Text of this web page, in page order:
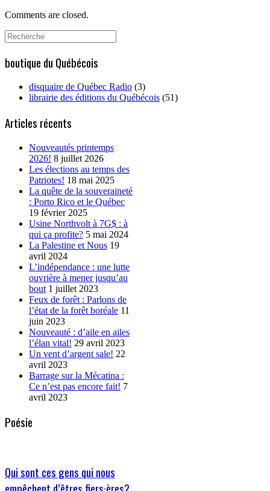
Comments are closed.
Search
for:
boutique du Québécois
disquaire de Québec Radio (3)
librairie des éditions du Québécois (51)
Articles récents
Nouveautés printemps
2026! 8 juillet 2026
Les élections au temps des
Patriotes! 18 mai 2025
La quête de la souveraineté
: Porto Rico et le Québec
19 février 2025
Usine Northvolt à 7G$ : à
qui ça profite? 5 mai 2024
La Palestine et Nous 19
avril 2024
L’indépendance : une lutte
ouvrière à mener jusqu’au
bout 1 juillet 2023
Feux de forêt : Parlons de
l’état de la forêt boréale 11
juin 2023
Nouveauté : d’aile en ailes
l’élan vital! 29 avril 2023
Un vent d’argent sale! 22
avril 2023
Barrage sur la Mécatina :
Ce n’est pas encore fait! 7
avril 2023
Poésie
Qui sont ces gens qui nous